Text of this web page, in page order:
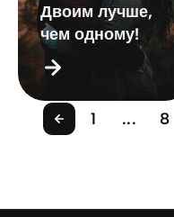
Двоим лучше,
чем одному!
1 ... 8